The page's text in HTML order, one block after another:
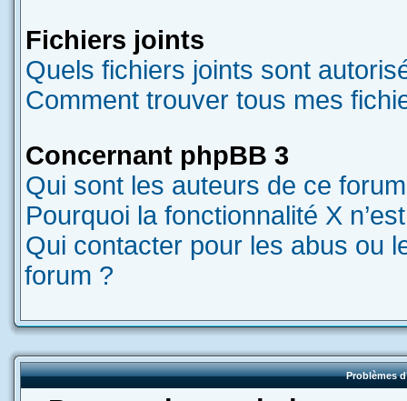
Fichiers joints
Quels fichiers joints sont
Comment trouver tous mes
Concernant phpBB 3
Qui sont les auteurs de ce
Pourquoi la fonctionnalité X
Qui contacter pour les abus ou
forum ?
Problèmes